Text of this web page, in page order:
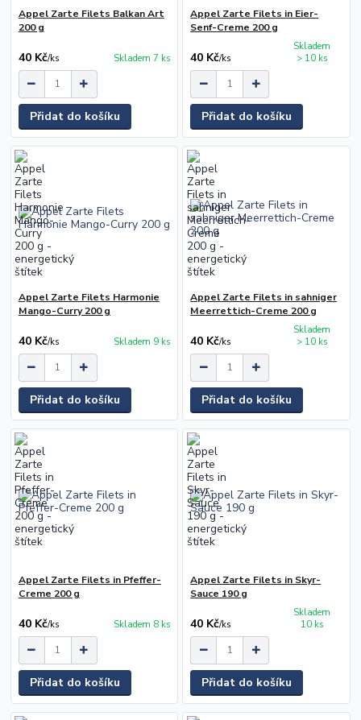
Appel Zarte Filets Balkan Art
200 g
40 Kč/ks Skladem 7 ks
Přidat do košíku
Appel Zarte Filets in Eier-
Senf-Creme 200 g
40 Kč/ks
Skladem
> 10 ks
Přidat do košíku
Appel Zarte Filets Harmonie
Mango-Curry 200 g
40 Kč/ks Skladem 9 ks
Přidat do košíku
Appel Zarte Filets in sahniger
Meerrettich-Creme 200 g
40 Kč/ks
Skladem
> 10 ks
Přidat do košíku
Appel Zarte Filets in Pfeffer-
Creme 200 g
40 Kč/ks Skladem 8 ks
Přidat do košíku
Appel Zarte Filets in Skyr-
Sauce 190 g
40 Kč/ks
Skladem
10 ks
Přidat do košíku